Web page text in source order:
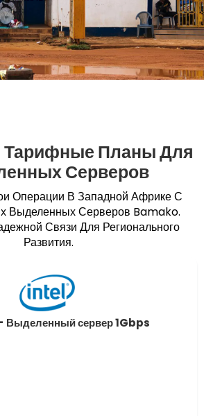
Тарифные Планы Для
Серверов
Операции В Западной Африке С
Серверов Bamako.
Связи Для Регионального
Развития.
Выделенный сервер 1Gbps